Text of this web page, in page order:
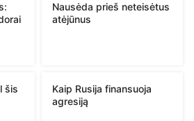
Nausėda prieš neteisėtus
atėjūnus
šis
Kaip Rusija finansuoja
agresiją